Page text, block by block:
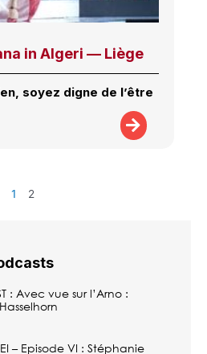
in Algeri — Liège
soyez digne de l’être
1 2
: Avec vue sur l’Arno :
– Episode VI : Stéphanie